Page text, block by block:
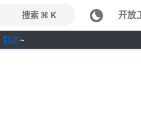
搜索 ⌘ K 开放
到达~